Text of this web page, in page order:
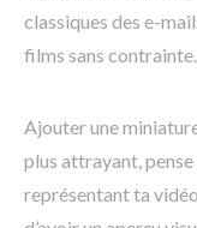
classiques des e-
films sans contrainte.
Ajouter une
plus attrayant,
représentant ta